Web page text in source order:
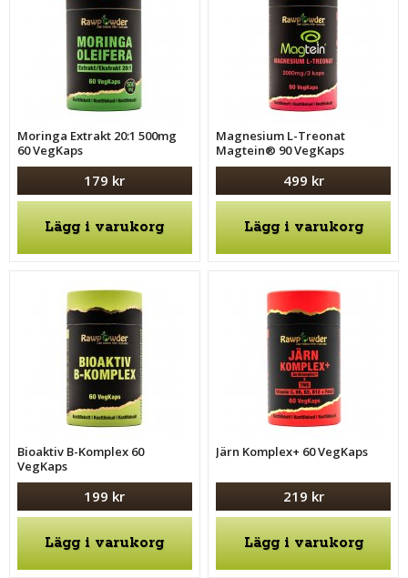
Moringa Extrakt 20:1 500mg
60 VegKaps
179 kr
Lägg i varukorg
Magnesium L-Treonat
Magtein® 90 VegKaps
499 kr
Lägg i varukorg
Bioaktiv B-Komplex 60
VegKaps
199 kr
Lägg i varukorg
Järn Komplex+ 60 VegKaps
219 kr
Lägg i varukorg